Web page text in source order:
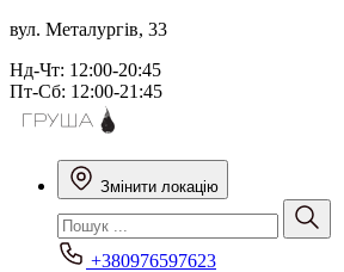
вул. Металургів, 33
Нд-Чт: 12:00-20:45
Пт-Сб: 12:00-21:45
Змінити локацію
+380976597623